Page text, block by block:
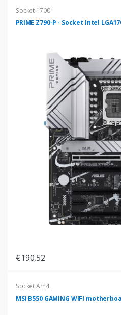
Socket 1700
PRIME Z790-P - Socket Intel
€190,52
Socket Am4
MSI B550 GAMING WIFI